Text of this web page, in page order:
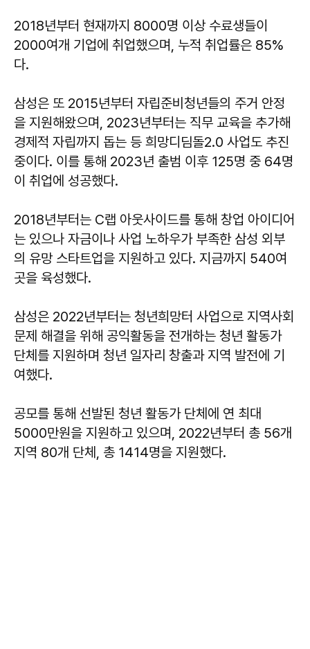
2018년부터 현재까지 8000명 이상 수료생들이
2000여개 기업에 취업했으며, 누적 취업률은 85%
다.
삼성은 또 2015년부터 자립준비청년들의 주거 안정
을 지원해왔으며, 2023년부터는 직무 교육을 추가해
경제적 자립까지 돕는 등 희망디딤돌2.0 사업도 추진
중이다. 이를 통해 2023년 출범 이후 125명 중 64명
이 취업에 성공했다.
2018년부터는 C랩 아웃사이드를 통해 창업 아이디어
는 있으나 자금이나 사업 노하우가 부족한 삼성 외부
의 유망 스타트업을 지원하고 있다. 지금까지 540여
곳을 육성했다.
삼성은 2022년부터는 청년희망터 사업으로 지역사회
문제 해결을 위해 공익활동을 전개하는 청년 활동가
단체를 지원하며 청년 일자리 창출과 지역 발전에 기
여했다.
공모를 통해 선발된 청년 활동가 단체에 연 최대
5000만원을 지원하고 있으며, 2022년부터 총 56개
지역 80개 단체, 총 1414명을 지원했다.